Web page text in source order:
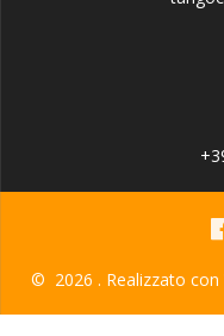
© 2026 . Realizzato con